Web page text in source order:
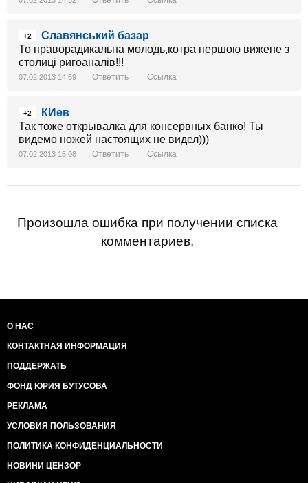
+2
Славянський базар
То праворадикальна молодь,котра першою вижене з
столиці ригоаналів!!!
07.02.2013 14:59 Ответить Ссылка
+2
КИев
Так тоже открывалка для консервных банко! Ты
видемо ножей настоящих не видел)))
07.02.2013 15:08 Ответить Ссылка
Произошла ошибка при получении списка
комментариев.
О НАС
КОНТАКТНАЯ ИНФОРМАЦИЯ
ПОДДЕРЖАТЬ
ФОНД ЮРИЯ БУТУСОВА
РЕКЛАМА
УСЛОВИЯ ПОЛЬЗОВАНИЯ
ПОЛИТИКА КОНФИДЕНЦИАЛЬНОСТИ
НОВИНИ ЦЕНЗОР